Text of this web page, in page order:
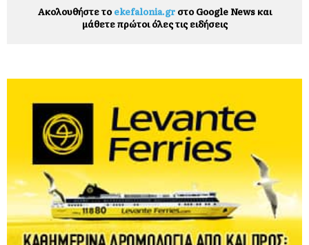
Ακολουθήστε το ekefalonia.grστο Google News και
μάθετε πρώτοι όλες τις ειδήσεις